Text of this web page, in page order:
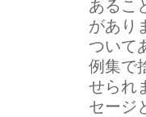
あるこ
があり
ついて
例集で
せられ
セージ